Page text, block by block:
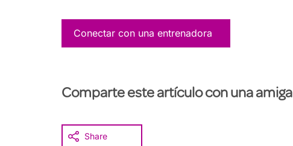
Conectar con una entrenadora
Comparte este artículo con una amiga
Share